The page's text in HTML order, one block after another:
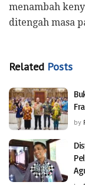
menambah
ditengah masa
Related Posts
by